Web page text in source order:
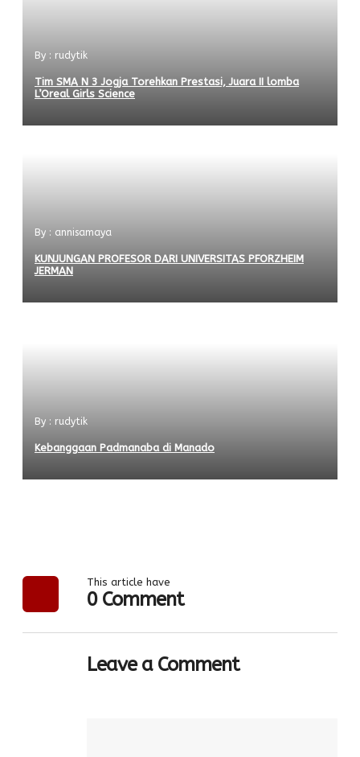
By : rudytik
Tim SMA N 3 Jogja Torehkan Prestasi, Juara II lomba
L’Oreal Girls Science
By : annisamaya
KUNJUNGAN PROFESOR DARI UNIVERSITAS PFORZHEIM
JERMAN
By : rudytik
Kebanggaan Padmanaba di Manado
This article have
0 Comment
Leave a Comment